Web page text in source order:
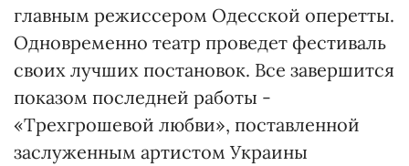
главным режиссером Одесской оперетты.
Одновременно театр проведет фестиваль
своих лучших постановок. Все завершится
показом последней работы -
«Трехгрошевой любви», поставленной
заслуженным артистом Украины